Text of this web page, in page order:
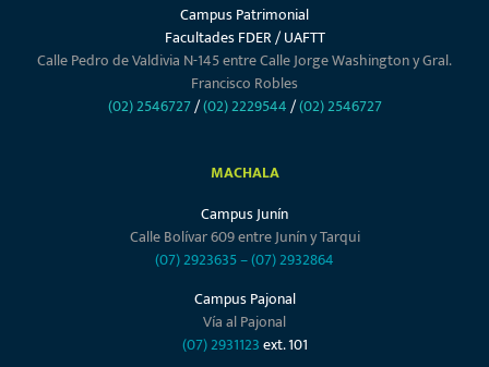
Campus Patrimonial
Facultades FDER / UAFTT
Calle Pedro de Valdivia N-145 entre Calle Jorge Washington y Gral.
Francisco Robles
(02) 2546727/(02) 2229544/(02) 2546727
MACHALA
Campus Junín
Calle Bolívar 609 entre Junín y Tarqui
(07) 2923635–(07) 2932864
Campus Pajonal
Vía al Pajonal
(07) 2931123ext. 101